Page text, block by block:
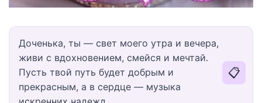
Доченька, ты — свет моего утра и вечера,
живи с вдохновением, смейся и мечтай.
Пусть твой путь будет добрым и
прекрасным, а в сердце — музыка
📋